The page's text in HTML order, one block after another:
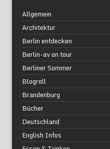
Allgemein
Architektur
Berlin entdecken
Berlin-av on tour
Berliner Sommer
Blogroll
Brandenburg
Bücher
Deutschland
English Infos